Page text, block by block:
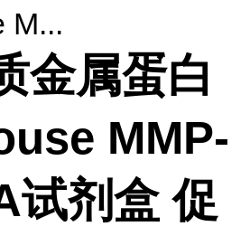
M...
金属蛋白
MMP-
试剂盒 促